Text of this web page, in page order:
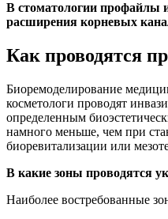
В стоматологии профайлы
расширения корневых
Как проводятся
Биоремоделирование
косметологи проводят
определенным
намного меньше, чем при
биоревитализации или
В какие зоны проводятся
Наиболее востребованные